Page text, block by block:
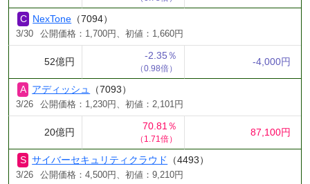
NexTone （7094）
3/30 公開価格：1,700円、初値：1,660円
52億円
-2.35％
（0.98倍）
-4,000円
アディッシュ （7093）
3/26 公開価格：1,230円、初値：2,101円
20億円
70.81％
（1.71倍）
87,100円
サイバーセキュリティクラウド （4493）
3/26 公開価格：4,500円、初値：9,210円